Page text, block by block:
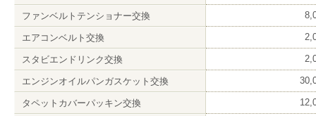
ファンベルトテンショナー交換
エアコンベルト交換
スタビエンドリンク交換
エンジンオイルパンガスケット交換
タペットカバーパッキン交換